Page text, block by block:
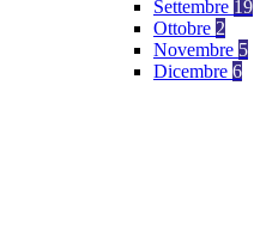
Settembre 19
Ottobre 2
Novembre 5
Dicembre 6